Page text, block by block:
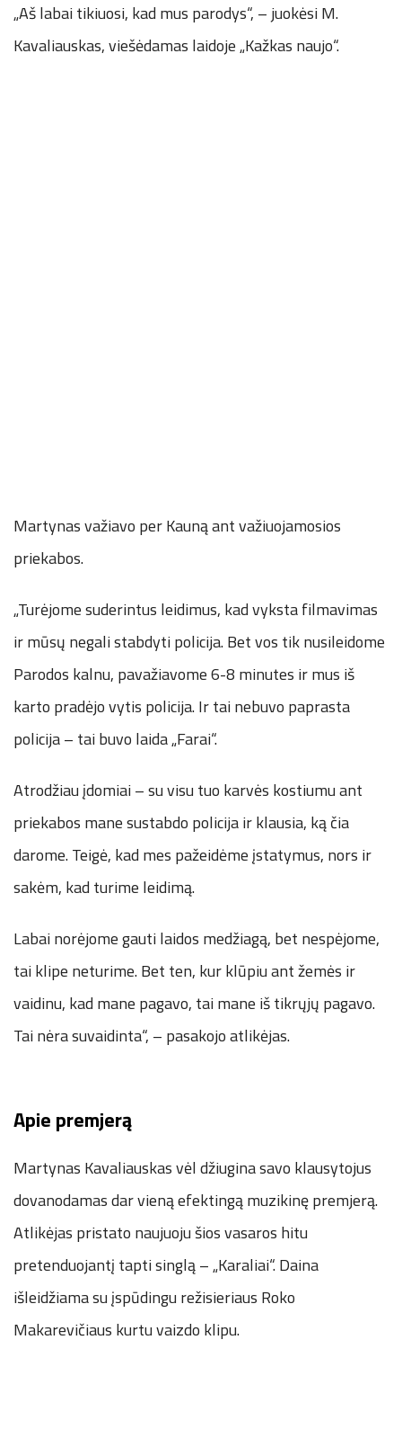
„Aš labai tikiuosi, kad mus parodys“, – juokėsi M.
Kavaliauskas, viešėdamas laidoje „Kažkas naujo“.
Martynas važiavo per Kauną ant važiuojamosios
priekabos.
„Turėjome suderintus leidimus, kad vyksta filmavimas
ir mūsų negali stabdyti policija. Bet vos tik nusileidome
Parodos kalnu, pavažiavome 6-8 minutes ir mus iš
karto pradėjo vytis policija. Ir tai nebuvo paprasta
policija – tai buvo laida „Farai“.
Atrodžiau įdomiai – su visu tuo karvės kostiumu ant
priekabos mane sustabdo policija ir klausia, ką čia
darome. Teigė, kad mes pažeidėme įstatymus, nors ir
sakėm, kad turime leidimą.
Labai norėjome gauti laidos medžiagą, bet nespėjome,
tai klipe neturime. Bet ten, kur klūpiu ant žemės ir
vaidinu, kad mane pagavo, tai mane iš tikrųjų pagavo.
Tai nėra suvaidinta“, – pasakojo atlikėjas.
Apie premjerą
Martynas Kavaliauskas vėl džiugina savo klausytojus
dovanodamas dar vieną efektingą muzikinę premjerą.
Atlikėjas pristato naujuoju šios vasaros hitu
pretenduojantį tapti singlą – „Karaliai“. Daina
išleidžiama su įspūdingu režisieriaus Roko
Makarevičiaus kurtu vaizdo klipu.